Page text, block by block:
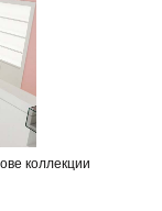
коллекции